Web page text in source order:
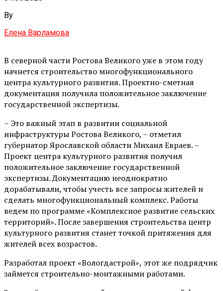
By
Елена Варламова
В северной части Ростова Великого уже в этом году
начнется строительство многофункционального
центра культурного развития. Проектно-сметная
документация получила положительное заключение
государственной экспертизы.
– Это важный этап в развитии социальной
инфраструктуры Ростова Великого, – отметил
губернатор Ярославской области Михаил Евраев. –
Проект центра культурного развития получил
положительное заключение государственной
экспертизы. Документацию неоднократно
дорабатывали, чтобы учесть все запросы жителей и
сделать многофункциональный комплекс. Работы
ведем по программе «Комплексное развитие сельских
территорий». После завершения строительства центр
культурного развития станет точкой притяжения для
жителей всех возрастов.
Разработал проект «Вологдастрой», этот же подрядчик
займется строительно-монтажными работами.